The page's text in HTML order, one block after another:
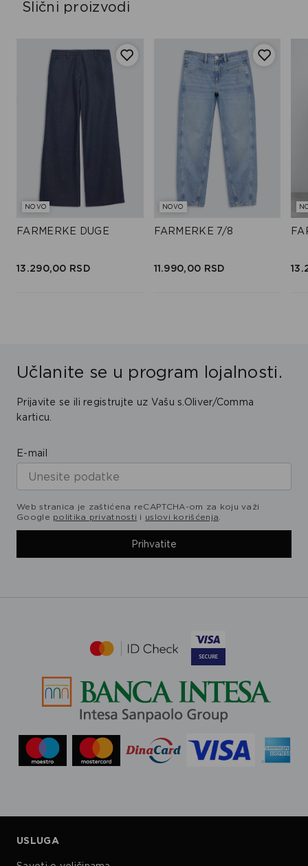
Slični proizvodi
NOVO
FARMERKE DUGE
13.290,00 RSD
NOVO
FARMERKE 7/8
11.990,00 RSD
Učlanite se u program lojalnosti.
Prijavite se ili registrujte uz Vašu s.Oliver/Comma
karticu.
E-mail
Web stranica je zaštićena reCAPTCHA-om za koju važi
Google politika privatnosti i uslovi korišćenja.
Prihvatite
USLUGA